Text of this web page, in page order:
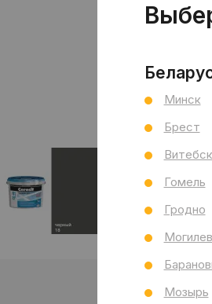
Минск
Брест
Витебск
Гомель
Гродно
Могилев
Мозырь